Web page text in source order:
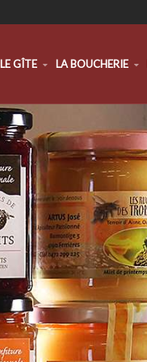
LE GÎTE LA BOUCHERIE